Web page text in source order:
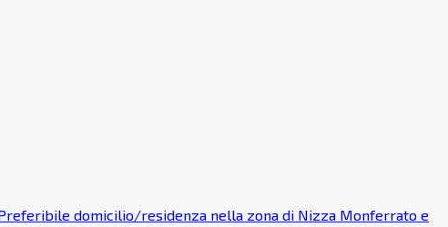
domicilio/residenza nella zona di Nizza Monferrato e